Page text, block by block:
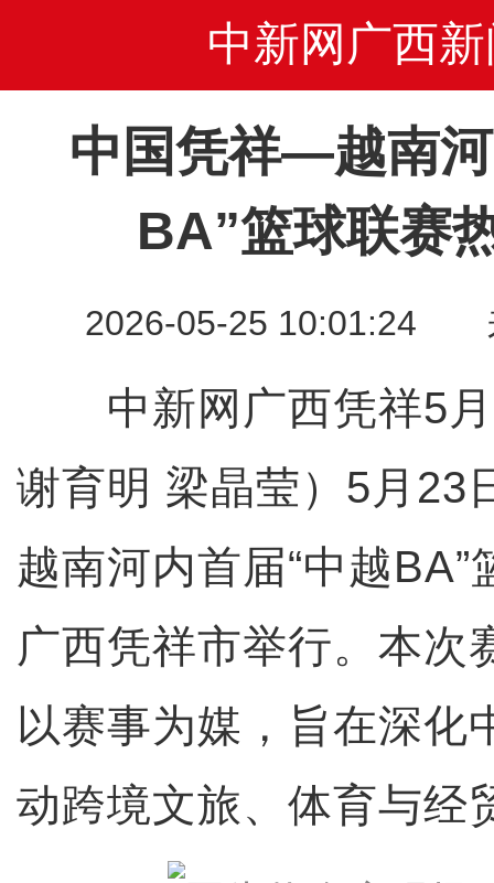
中新网广西新
中国凭祥—越南
BA”篮球联赛
2026-05-25 10:01:24
中新网广西凭祥5月
谢育明 梁晶莹）5月
越南河内首届“中越
广西凭祥市举行。本次
以赛事为媒，旨在深化
动跨境文旅、体育与经